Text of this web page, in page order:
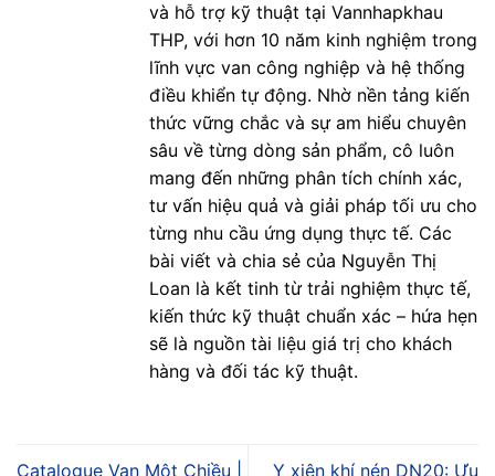
và hỗ trợ kỹ thuật tại Vannhapkhau
THP, với hơn 10 năm kinh nghiệm trong
lĩnh vực van công nghiệp và hệ thống
điều khiển tự động. Nhờ nền tảng kiến
thức vững chắc và sự am hiểu chuyên
sâu về từng dòng sản phẩm, cô luôn
mang đến những phân tích chính xác,
tư vấn hiệu quả và giải pháp tối ưu cho
từng nhu cầu ứng dụng thực tế. Các
bài viết và chia sẻ của Nguyễn Thị
Loan là kết tinh từ trải nghiệm thực tế,
kiến thức kỹ thuật chuẩn xác – hứa hẹn
sẽ là nguồn tài liệu giá trị cho khách
hàng và đối tác kỹ thuật.
Catalogue Van Một Chiều | Y xiên khí nén DN20: Ưu